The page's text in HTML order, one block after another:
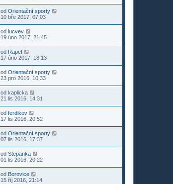
od Orientační sporty
10 bře 2017, 07:03
od lucvev
19 úno 2017, 21:45
od Rapet
17 úno 2017, 18:13
od Orientační sporty
23 pro 2016, 10:33
od kaplicka
21 lis 2016, 14:31
od ferdikov
17 lis 2016, 20:52
od Orientační sporty
07 lis 2016, 17:37
od Stepanka
01 lis 2016, 20:22
od Borovice
15 říj 2016, 21:14